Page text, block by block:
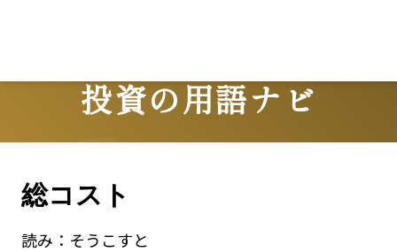
投資の用語ナビ
Terms
総コスト
読み： そうこすと